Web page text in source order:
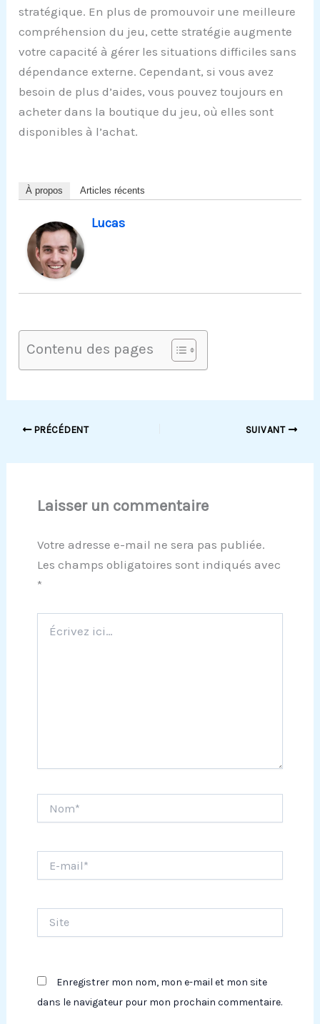
stratégique. En plus de promouvoir une meilleure
compréhension du jeu, cette stratégie augmente
votre capacité à gérer les situations difficiles sans
dépendance externe. Cependant, si vous avez
besoin de plus d’aides, vous pouvez toujours en
acheter dans la boutique du jeu, où elles sont
disponibles à l’achat.
À propos Articles récents
Lucas
Contenu des pages
PRÉCÉDENT SUIVANT
Laisser un commentaire
Votre adresse e-mail ne sera pas publiée.
Les champs obligatoires sont indiqués avec
*
ici…
mail*
Enregistrer mon nom, mon e-mail et mon site
dans le navigateur pour mon prochain commentaire.